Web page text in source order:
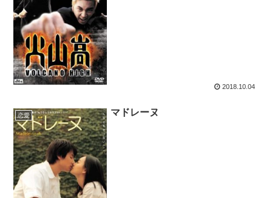
2018.10.04
恋愛 マドレーヌ